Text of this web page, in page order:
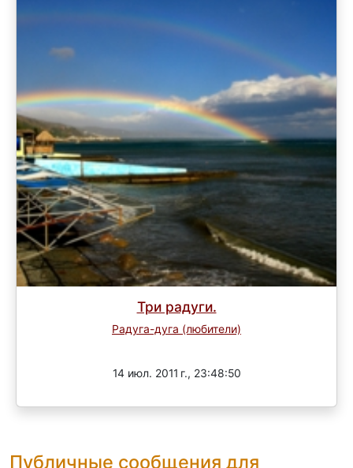
Три радуги.
Радуга-дуга (любители)
14 июл. 2011 г., 23:48:50
Публичные сообщения для